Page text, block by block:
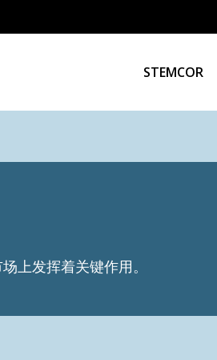
STEMCOR
上发挥着关键作用。